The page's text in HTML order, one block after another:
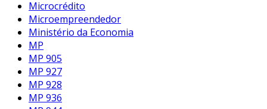
Microcrédito
Microempreendedor
Ministério da Economia
MP
MP 905
MP 927
MP 928
MP 936